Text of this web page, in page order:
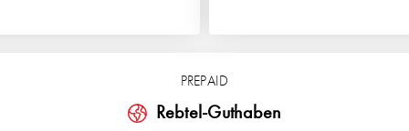
PREPAID
Rebtel-Guthaben